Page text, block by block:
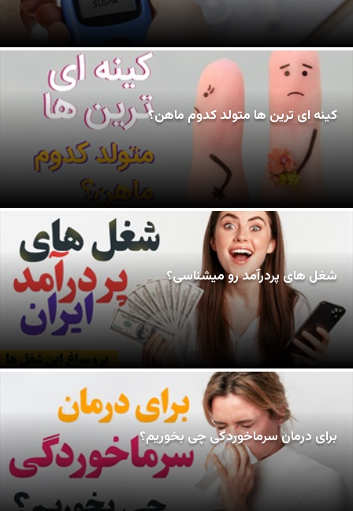
کینه ای ترین ها متولد کدوم ماهن؟
شغل های پردرآمد رو میشناسی؟
برای درمان سرماخوردگی چی بخوریم؟